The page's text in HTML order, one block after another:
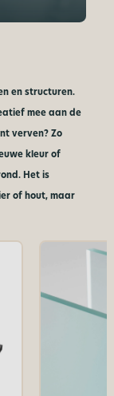
en structuren.
mee aan de
verven? Zo
kleur of
Het is
of hout, maar